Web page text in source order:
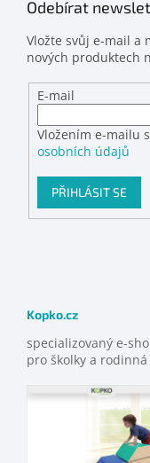
Odebírat
Vložte svůj e-mail a
nových produktech
E-mail
Vložením e-mailu
osobních údajů
PŘIHLÁSIT SE
Kopko.cz
specializovaný e-
pro školky a